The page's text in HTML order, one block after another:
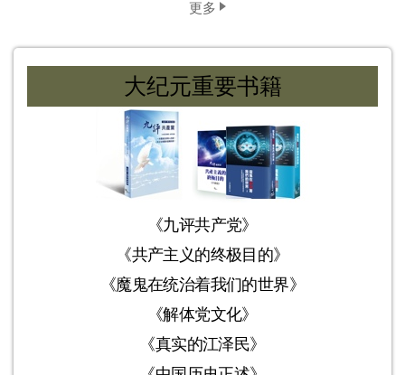
更多
大纪元重要书籍
《九评共产党》
《共产主义的终极目的》
《魔鬼在统治着我们的世界》
《解体党文化》
《真实的江泽民》